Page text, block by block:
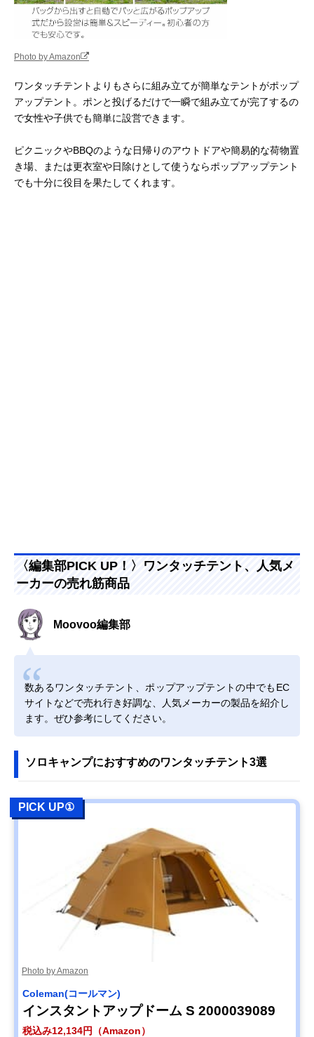
Photo by Amazon
ワンタッチテントよりもさらに組み立てが簡単なテントがポップ
アップテント。ポンと投げるだけで一瞬で組み立てが完了するの
で女性や子供でも簡単に設営できます。
ピクニックやBBQのような日帰りのアウトドアや簡易的な荷物置
き場、または更衣室や日除けとして使うならポップアップテント
でも十分に役目を果たしてくれます。
〈編集部PICK UP！〉ワンタッチテント、人気メ
ーカーの売れ筋商品
Moovoo編集部
数あるワンタッチテント、ポップアップテントの中でもEC
サイトなどで売れ行き好調な、人気メーカーの製品を紹介し
ます。ぜひ参考にしてください。
ソロキャンプにおすすめのワンタッチテント3選
PICK UP①
Photo by Amazon
Coleman(コールマン)
インスタントアップドーム S 2000039089
税込み12,134円（Amazon）